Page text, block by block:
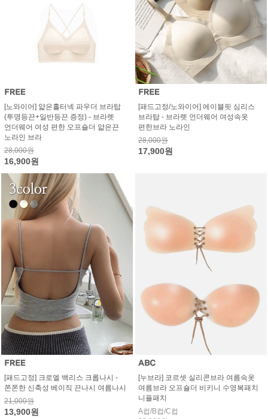
[노와이어] 얇은홀터넥 파우더 브라탑
(투명등끈+일반등끈 증정) - 브라렛
언더웨어 여성 편한 오프숄더 얇은끈
노라인 브라
28,000원
16,900원
[패드고정/노와이어] 에이블핏 심리스
브라탑 - 브라렛 언더웨어 여성속옷
편한브라 노라인
28,000원
17,900원
[패드고정] 크로엘 백리스 크롭나시 -
쫀쫀한 신축성 베이직 끈나시 여름나시
21,000원
13,900원
[누브라] 코르셋 실리콘브라 여름속옷
여름브라 오프숄더 비키니 수영복패치
니플패치
A컵/B컵/C컵